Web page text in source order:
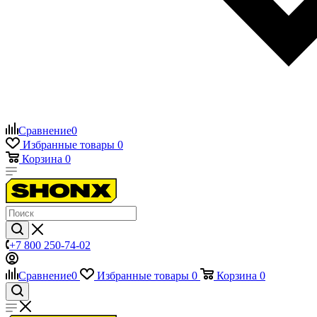
Сравнение0
Избранные товары 0
Корзина 0
+7 800 250-74-02
Сравнение0 Избранные товары 0 Корзина 0